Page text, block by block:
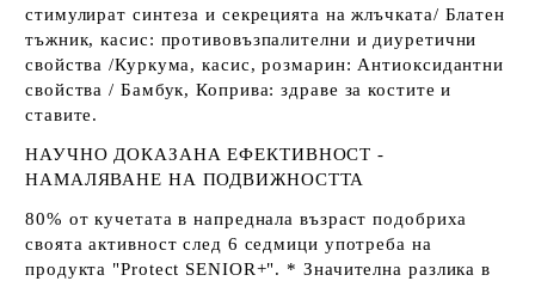
стимулират синтеза и секрецията на жлъчката/ Блатен
тъжник, касис: противовъзпалителни и диуретични
свойства /Куркума, касис, розмарин: Антиоксидантни
свойства / Бамбук, Коприва: здраве за костите и
ставите.
НАУЧНО ДОКАЗАНА ЕФЕКТИВНОСТ -
НАМАЛЯВАНЕ НА ПОДВИЖНОСТТА
80% от кучетата в напреднала възраст подобриха
своята активност след 6 седмици употреба на
продукта "Protect SENIOR+". * Значителна разлика в